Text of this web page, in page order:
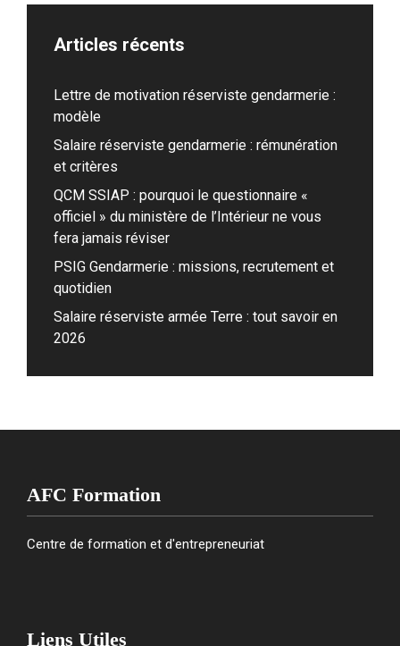
Articles récents
Lettre de motivation réserviste gendarmerie :
modèle
Salaire réserviste gendarmerie : rémunération
et critères
QCM SSIAP : pourquoi le questionnaire «
officiel » du ministère de l’Intérieur ne vous
fera jamais réviser
PSIG Gendarmerie : missions, recrutement et
quotidien
Salaire réserviste armée Terre : tout savoir en
2026
AFC Formation
Centre de formation et d'entrepreneuriat
Liens Utiles